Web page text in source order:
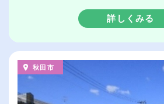
詳しくみる
秋田市